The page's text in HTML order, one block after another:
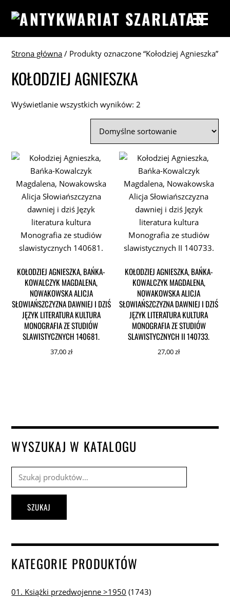
Strona główna / Produkty oznaczone “Kołodziej Agnieszka”
KOŁODZIEJ AGNIESZKA
Wyświetlanie wszystkich wyników: 2
KOŁODZIEJ AGNIESZKA, BAŃKA-
KOWALCZYK MAGDALENA,
NOWAKOWSKA ALICJA
SŁOWIAŃSZCZYZNA DAWNIEJ I DZIŚ
JĘZYK LITERATURA KULTURA
MONOGRAFIA ZE STUDIÓW
SLAWISTYCZNYCH 140681.
37,00zł
KOŁODZIEJ AGNIESZKA, BAŃKA-
KOWALCZYK MAGDALENA,
NOWAKOWSKA ALICJA
SŁOWIAŃSZCZYZNA DAWNIEJ I DZIŚ
JĘZYK LITERATURA KULTURA
MONOGRAFIA ZE STUDIÓW
SLAWISTYCZNYCH II 140733.
27,00zł
WYSZUKAJ W KATALOGU
Szukaj:
SZUKAJ
KATEGORIE PRODUKTÓW
01. Książki przedwojenne >1950 (1743)